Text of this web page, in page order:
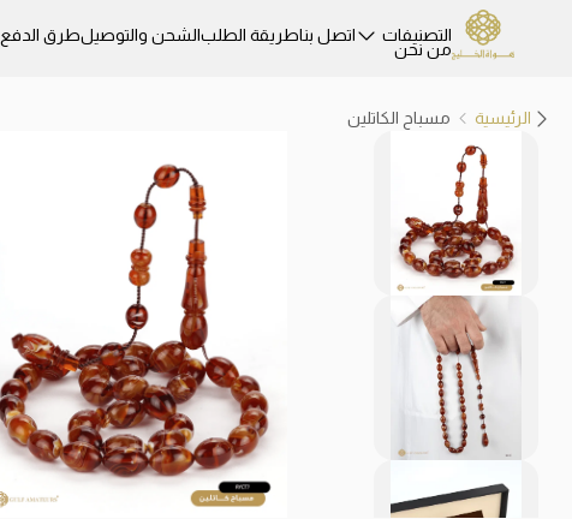
التصنيفات اتصل بناطريقة الطلبالشحن والتوصيلطرق الدفع
من نحن
الرئيسية مسباح الكاتلين